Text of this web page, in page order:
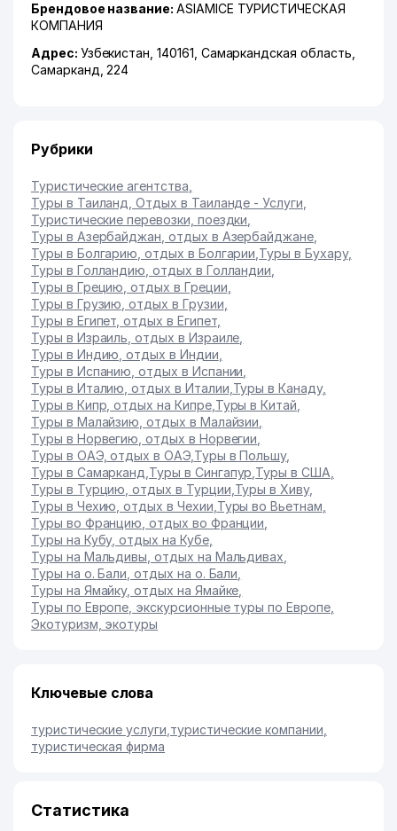
Брендовое название: ASIAMICE ТУРИСТИЧЕСКАЯ
КОМПАНИЯ
Адрес: Узбекистан, 140161, Самаркандская область
Самарканд , 224
Рубрики
Туристические агентства
Туры в Таиланд, Отдых в Таиланде - Услуги
Туристические перевозки, поездки
Туры в Азербайджан, отдых в Азербайджане
Туры в Болгарию, отдых в Болгарии Туры в Бухару,
Туры в Голландию, отдых в Голландии
Туры в Грецию, отдых в Греции
Туры в Грузию, отдых в Грузии
Туры в Египет, отдых в Египет,
Туры в Израиль, отдых в Израиле
Туры в Индию, отдых в Индии
Туры в Испанию, отдых в Испании
Туры в Италию, отдых в Италии Туры в Канаду,
Туры в Кипр, отдых на Кипре, Туры в Китай
Туры в Малайзию, отдых в Малайзии
Туры в Норвегию, отдых в Норвегии
Туры в ОАЭ, отдых в ОАЭ, Туры в Польшу,
Туры в Самарканд Туры в Сингапур Туры в США
Туры в Турцию, отдых в Турции Туры в Хиву,
Туры в Чехию, отдых в Чехии Туры во Вьетнам
Туры во Францию, отдых во Франции
Туры на Кубу, отдых на Кубе,
Туры на Мальдивы, отдых на Мальдивах
Туры на о. Бали, отдых на о. Бали
Туры на Ямайку, отдых на Ямайке
Туры по Европе, экскурсионные туры по Европе,
Экотуризм, экотуры
Ключевые слова
туристические услуги туристические компании
туристическая фирма
Статистика